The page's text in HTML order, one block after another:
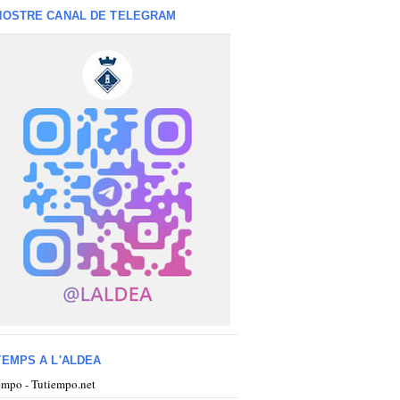
CANAL DE TELEGRAM
A L'ALDEA
- Tutiempo.net